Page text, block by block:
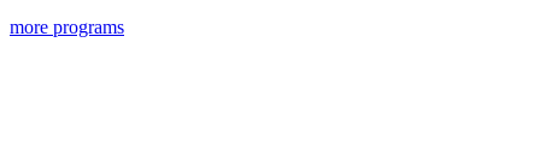
more programs